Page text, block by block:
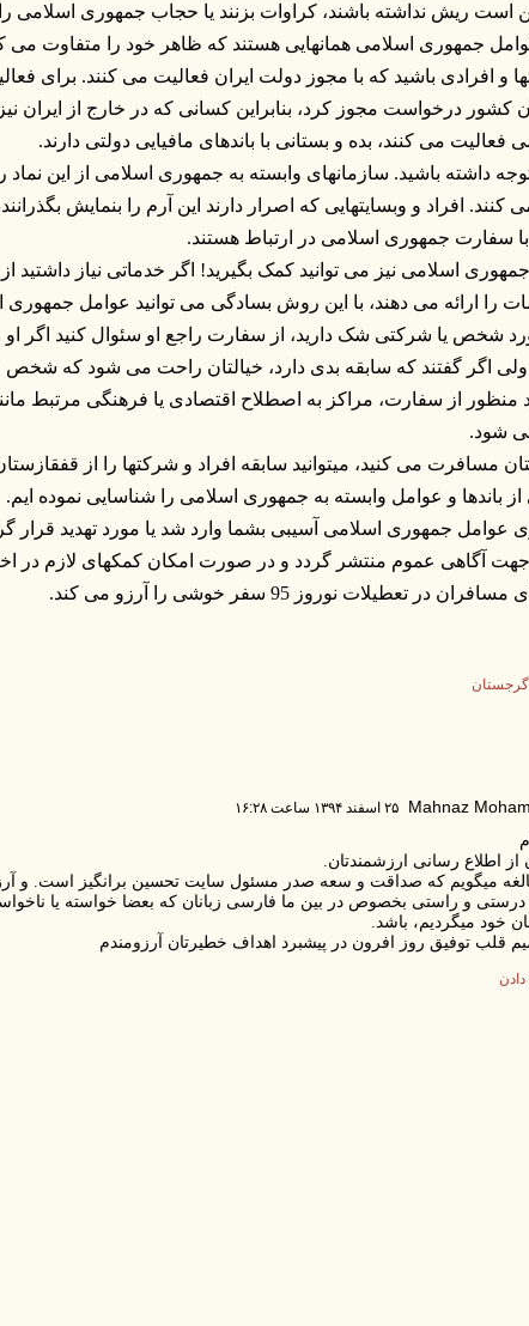
است ریش نداشته باشند، کراوات بزنند یا حجاب جمهوری اسلامی را
جمهوری اسلامی همانهایی هستند که ظاهر خود را متفاوت می
و افرادی باشید که با مجوز دولت ایران فعالیت می کنند. برای
کشور درخواست مجوز کرد، بنابراین کسانی که در خارج از ایران
می کنند، بده و بستانی با باندهای مافیایی دولتی دارند.
داشته باشید. سازمانهای وابسته به جمهوری اسلامی از این
کنند. افراد و وبسایتهایی که اصرار دارند این آرم را بنمایش
سفارت جمهوری اسلامی در ارتباط هستند.
اسلامی نیز می توانید کمک بگیرید! اگر خدماتی نیاز داشتید
را ارائه می دهند، با این روش بسادگی می توانید عوامل جمهوری
شخص یا شرکتی شک دارید، از سفارت راجع او سئوال کنید اگر او
گفتند که سابقه بدی دارد، خیالتان راحت می شود که شخص
منظور از سفارت، مراکز به اصطلاح اقتصادی یا فرهنگی مرتبط
شود.
مسافرت می کنید، میتوانید سابقه افراد و شرکتها را از قفقازستان
از باندها و عوامل وابسته به جمهوری اسلامی را شناسایی نموده ایم.
عوامل جمهوری اسلامی آسیبی بشما وارد شد یا مورد تهدید قرار
جهت آگاهی عموم منتشر گردد و در صورت امکان کمکهای لازم در
در تعطیلات نوروز 95 سفر خوشی را آرزو می کند.
گرجستان
Mahnaz
۲۵ اسفند ۱۳۹۴ ساعت ۱۶:۲۸
از اطلاع رسانی ارزشمندتان.
میگویم که صداقت و سعه صدر مسئول سایت تحسین برانگیز است. و
درستی و راستی بخصوص در بین ما فارسی زبانان که بعضا خواسته یا
خود میگردیم، باشد.
قلب توفیق روز افرون در پیشبرد اهداف خطیرتان آرزومندم